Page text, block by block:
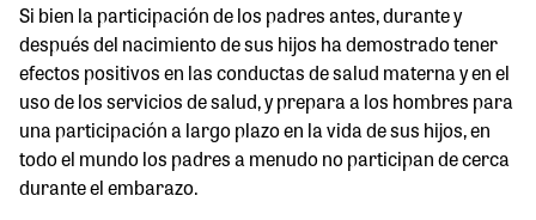
Si bien la participación de los padres antes, durante y
después del nacimiento de sus hijos ha demostrado tener
efectos positivos en las conductas de salud materna y en el
uso de los servicios de salud, y prepara a los hombres para
una participación a largo plazo en la vida de sus hijos, en
todo el mundo los padres a menudo no participan de cerca
durante el embarazo.